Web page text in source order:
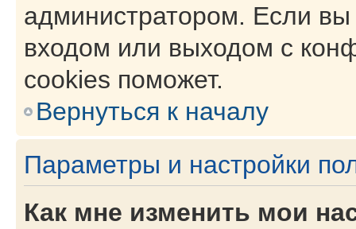
администратором. Если
входом или выходом с
cookies поможет.
Вернуться к началу
Параметры и настройки
Как мне изменить мои